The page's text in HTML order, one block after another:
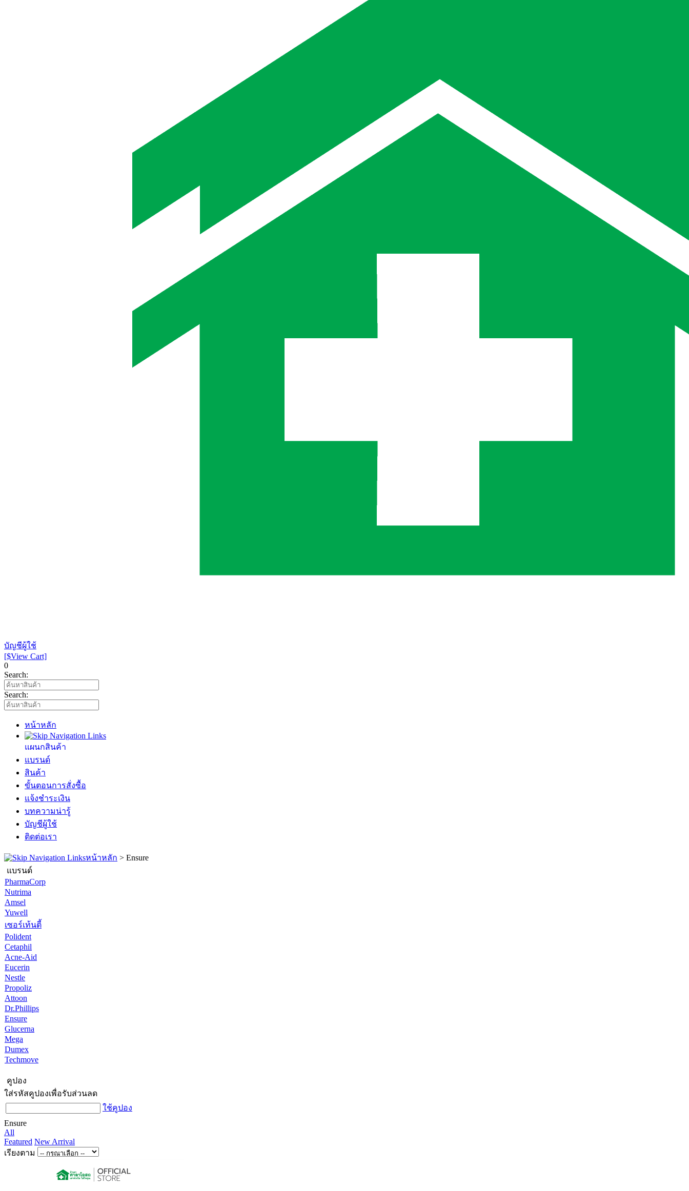
บัญชีผู้ใช้
[$View Cart]
0
Search:
Search:
หน้าหลัก
แผนกสินค้า
แบรนด์
สินค้า
ขั้นตอนการสั่งซื้อ
แจ้งชำระเงิน
บทความน่ารู้
บัญชีผู้ใช้
ติดต่อเรา
หน้าหลัก > Ensure
แบรนด์
PharmaCorp
Nutrima
Amsel
Yuwell
เซอร์เท้นตี้
Polident
Cetaphil
Acne-Aid
Eucerin
Nestle
Propoliz
Attoon
Dr.Phillips
Ensure
Glucerna
Mega
Dumex
Techmove
คูปอง
ใส่รหัสคูปองเพื่อรับส่วนลด
ใช้คูปอง
Ensure
All
Featured New Arrival
เรียงตาม